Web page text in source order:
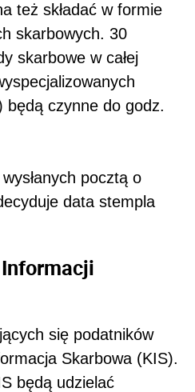
też składać w formie
skarbowych. 30
skarbowe w całej
będą czynne do godz.
pocztą o
data stempla
się podatników
Skarbowa (KIS).
będą udzielać